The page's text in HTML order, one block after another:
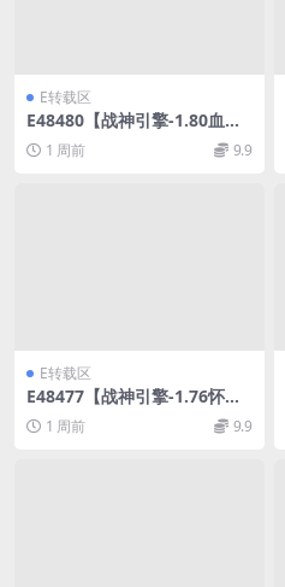
E转载区
E48480【战神引擎-1.80血战
元素】三职业小新免授权全明
文版本WIN传奇手游服务架设
端
1 周前 9.9
E转载区
E48477【战神引擎-1.76怀旧
月光金币】三职业白猪3.1版W
IN传奇手游服务架设端
1 周前 9.9